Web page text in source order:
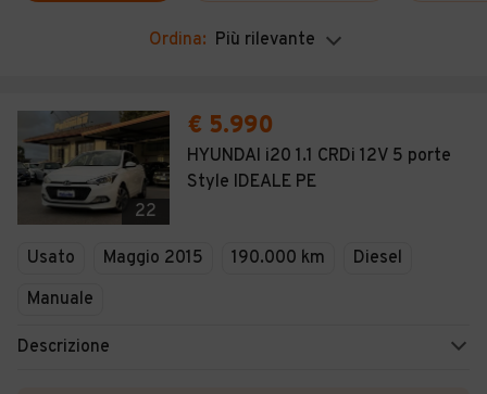
Auto Nuove
Noleggio a lungo termine
Moto
Camper
Veicoli Commerciali
Ordina: Più rilevante
22
€ 5.990
HYUNDAI i20 1.1 CRDi 12V 5 porte
Style IDEALE PE
Usato Maggio 2015 190.000 km
Diesel
Manuale
Descrizione